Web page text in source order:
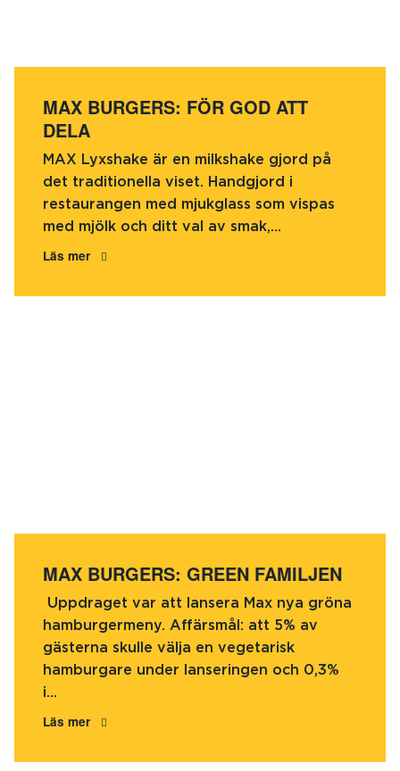
MAX BURGERS: FÖR GOD ATT
DELA
MAX Lyxshake är en milkshake gjord på
det traditionella viset. Handgjord i
restaurangen med mjukglass som vispas
med mjölk och ditt val av smak,...
Läs mer
MAX BURGERS: GREEN FAMILJEN
Uppdraget var att lansera Max nya gröna
hamburgermeny. Affärsmål: att 5% av
gästerna skulle välja en vegetarisk
hamburgare under lanseringen och 0,3%
i...
Läs mer